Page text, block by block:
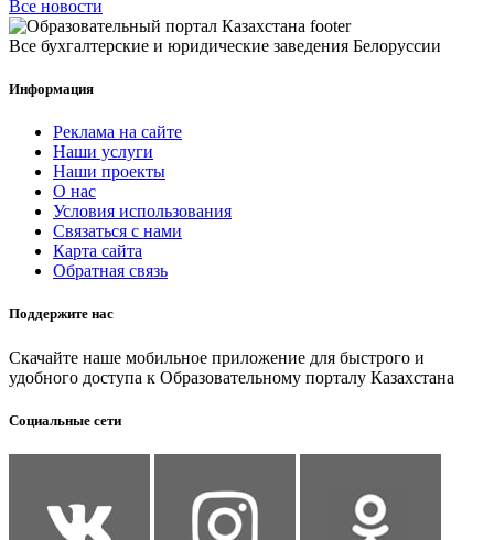
Все новости
Все бухгалтерские и юридические заведения Белоруссии
Информация
Реклама на сайте
Наши услуги
Наши проекты
О нас
Условия использования
Связаться с нами
Карта сайта
Обратная связь
Поддержите нас
Скачайте наше мобильное приложение для быстрого и
удобного доступа к Образовательному порталу Казахстана
Социальные сети